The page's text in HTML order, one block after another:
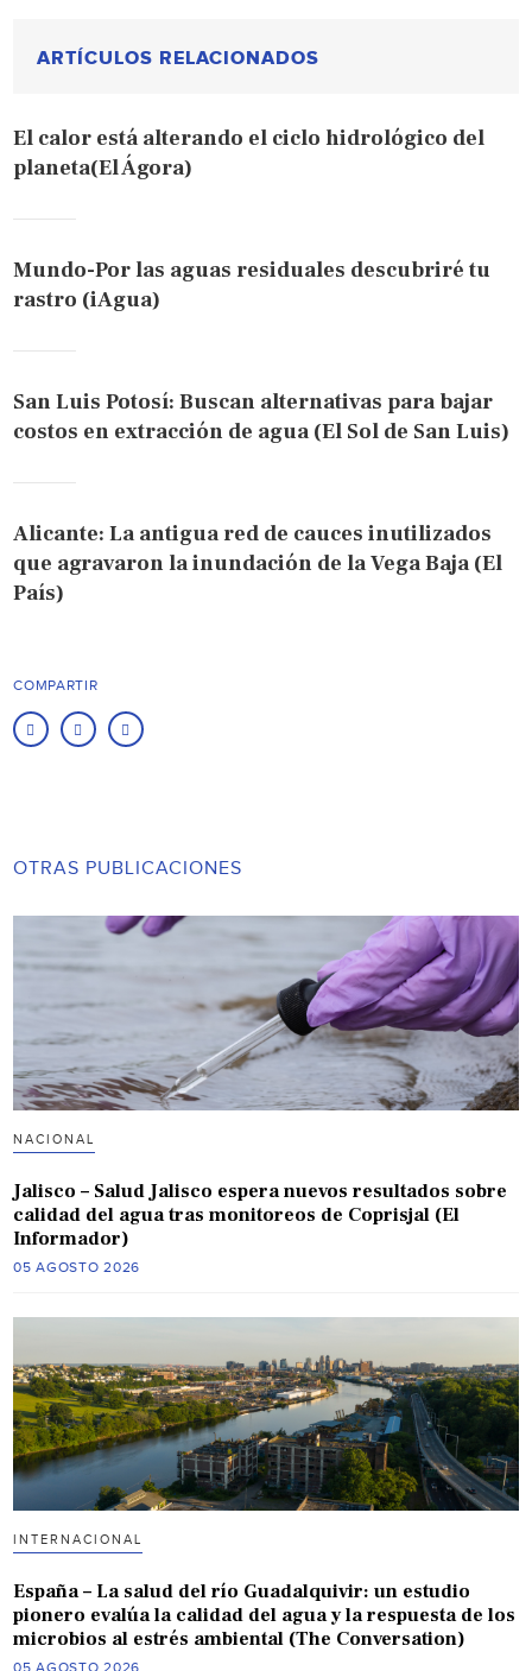
ARTÍCULOS RELACIONADOS
El calor está alterando el ciclo hidrológico del
planeta(El Ágora)
Mundo-Por las aguas residuales descubriré tu
rastro (iAgua)
San Luis Potosí: Buscan alternativas para bajar
costos en extracción de agua (El Sol de San Luis)
Alicante: La antigua red de cauces inutilizados
que agravaron la inundación de la Vega Baja (El
País)
COMPARTIR
OTRAS PUBLICACIONES
NACIONAL
Jalisco – Salud Jalisco espera nuevos resultados sobre
calidad del agua tras monitoreos de Coprisjal (El
Informador)
05 AGOSTO 2026
INTERNACIONAL
España – La salud del río Guadalquivir: un estudio
pionero evalúa la calidad del agua y la respuesta de los
microbios al estrés ambiental (The Conversation)